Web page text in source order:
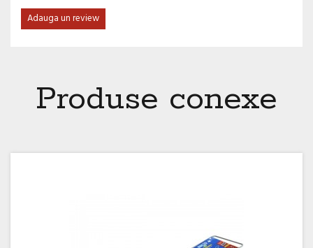
Adauga un review
Produse conexe